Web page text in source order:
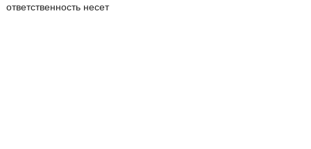
ответственность несет